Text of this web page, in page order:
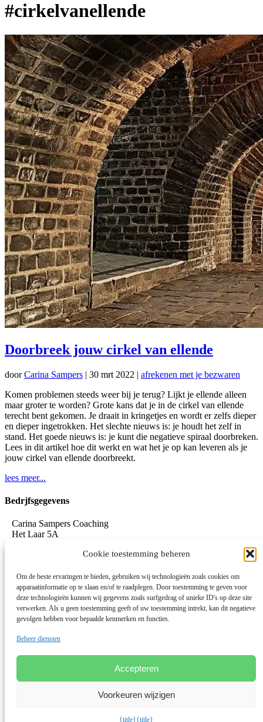
Cookie toestemming beheren
Om de beste ervaringen te bieden, gebruiken wij technologieën zoals cookies om
apparaatinformatie op te slaan en/of te raadplegen. Door toestemming te geven voor
deze technologieën kunnen wij gegevens zoals surfgedrag of unieke ID's op deze site
verwerken. Als u geen toestemming geeft of uw toestemming intrekt, kan dit negatieve
gevolgen hebben voor bepaalde kenmerken en functies.
Beheer diensten
Accepteren
Voorkeuren wijzigen
{title}{title}
#cirkelvanellende
Doorbreek jouw cirkel van ellende
doorCarina Sampers | 30 mrt 2022 | afrekenen met je bezwaren
Komen problemen steeds weer bij je terug? Lijkt je ellende alleen
maar groter te worden? Grote kans dat je in de cirkel van ellende
terecht bent gekomen. Je draait in kringetjes en wordt er zelfs dieper
en dieper ingetrokken. Het slechte nieuws is: je houdt het zelf in
stand. Het goede nieuws is: je kunt die negatieve spiraal doorbreken.
Lees in dit artikel hoe dit werkt en wat het je op kan leveren als je
jouw cirkel van ellende doorbreekt.
lees meer...
Bedrjfsgegevens
Carina Sampers Coaching
Het Laar 5A
www.carinasampers.nl
BTW-id: NL001833928B47
KvK: 72690895
Algemene voorwaarden
Privacybeleid OEEC
© 2026 Deze website draait op het websitesysteem